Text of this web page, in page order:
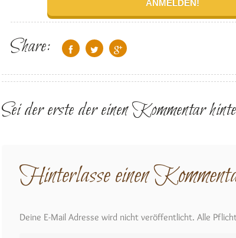
Share:
Sei der erste der einen Kommentar
Hinterlasse einen
Deine E-Mail Adresse wird nicht veröffentlicht. Alle